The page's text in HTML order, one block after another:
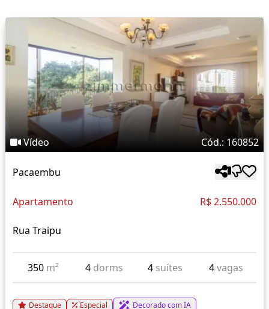
Vídeo Cód.: 160852
Pacaembu
Apartamento R$ 2.550.000
Rua Traipu
350 m² 4 dorms 4 suítes 4vagas
Destaque Especial Decorado com IA